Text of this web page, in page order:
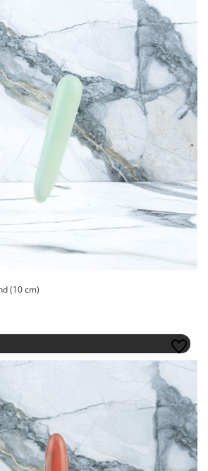
(10 cm)
prijs was: €25,00.
prijs is: €20,00.